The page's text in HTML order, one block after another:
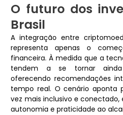
O futuro dos
Brasil
A integração entre
representa apenas o
financeira. À medida que a
tendem a se tornar ainda
oferecendo recomendações
tempo real. O cenário aponta
vez mais inclusivo e
autonomia e praticidade ao